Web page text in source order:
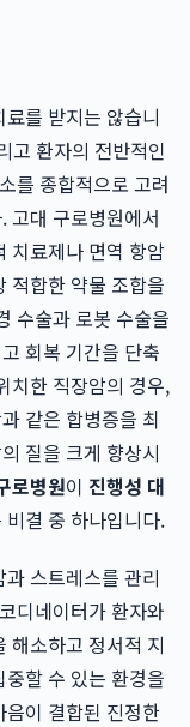
를 받지는 않습니
고 환자의 전반적인
를 종합적으로 고려
고대 구로병원에서
치료제나 면역 항암
적합한 약물 조합을
수술과 로봇 수술을
회복 기간을 단축
치한 직장암의 경우,
같은 합병증을 최
질을 크게 향상시
로병원이 진행성 대
결 중 하나입니다.
스트레스를 관리
디네이터가 환자와
해소하고 정서적 지
할 수 있는 환경을
이 결합된 진정한